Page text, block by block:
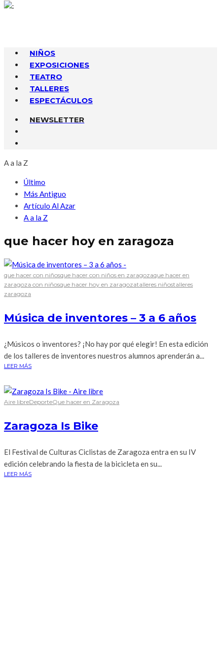
NIÑOS
EXPOSICIONES
TEATRO
TALLERES
ESPECTÁCULOS
NEWSLETTER
A a la Z
Último
Más Antiguo
Artículo Al Azar
A a la Z
que hacer hoy en zaragoza
que hacer con niñosque hacer con niños en zaragozaque hacer en
zaragoza con niñosque hacer hoy en zaragozatalleres niñostalleres
zaragoza
Música de inventores – 3 a 6 años
¿Músicos o inventores? ¡No hay por qué elegir! En esta edición
de los talleres de inventores nuestros alumnos aprenderán a...
LEER MÁS
Aire libreDeporteQue hacer en Zaragoza
Zaragoza Is Bike
El Festival de Culturas Ciclistas de Zaragoza entra en su IV
edición celebrando la fiesta de la bicicleta en su...
LEER MÁS